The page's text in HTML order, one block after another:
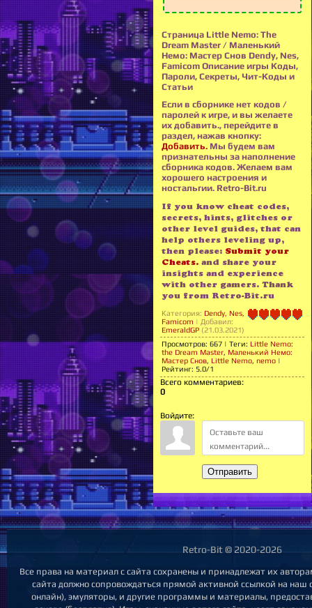
Страница Little Nemo: The
Dream Master / Маленький
Немо: Мастер Снов Dendy, Nes,
Famicom Описание игры Коды,
Пароли, Секреты, Чит-Коды и
Статьи
Если в сборнике нет кодов /
паролей к игре, и вы желаете
их добавить., перейдите в
раздел, нажав кнопку:
Добавить. Мы будем вам
признательны за наполнение
сборника кодов. Желаем вам
хорошего настроения и
ностальгии. Retro-Bit.ru
If you know cheat codes,
secrets, hints, glitches or
other level guides, that can
help others leveling up,
then please: Submit your
Cheats. and share your
insights and experience
with other gamers. Thank
you from Retro-Bit.ru
Категория: Dendy, Nes,
Famicom | Добавил:
EmeraldGP (21.03.2021)
Просмотров: 667 | Теги: Little Nemo:
the Dream Master, Маленький Немо:
Мастер Снов, Little Nemo, nemo |
Рейтинг: 5.0/1
Всего комментариев:
0
Войдите:
Отправить
Retro-Bit © 2020-2026
Все права на материал с сайта сохранены и принадлежат их
сайта должно сопровождаться прямой активной ссылкой на наш
онлайн), эмуляторы, и другие программы и материалы,